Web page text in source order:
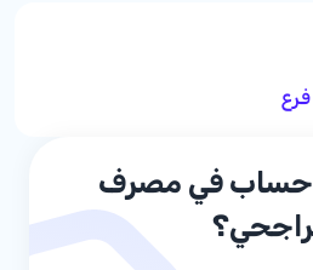
حساب في مصرف